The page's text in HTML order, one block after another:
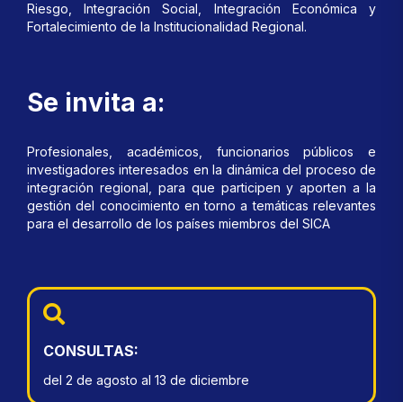
Riesgo, Integración Social, Integración Económica y
Fortalecimiento de la Institucionalidad Regional.
Se invita a:
Profesionales, académicos, funcionarios públicos e
investigadores interesados en la dinámica del proceso de
integración regional, para que participen y aporten a la
gestión del conocimiento en torno a temáticas relevantes
para el desarrollo de los países miembros del SICA
CONSULTAS:
del 2 de agosto al 13 de diciembre